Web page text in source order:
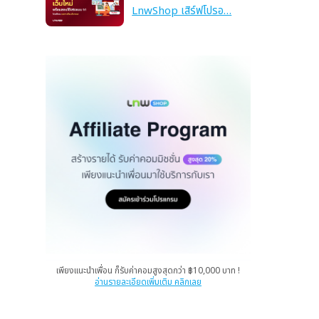
LnwShop เสิร์ฟโปรอ…
เพียงแนะนำเพื่อน ก็รับค่าคอมสูงสุดกว่า ฿10,000 บาท !
อ่านรายละเอียดเพิ่มเติม คลิกเลย